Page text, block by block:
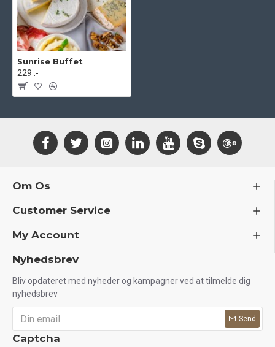
Sunrise Buffet
229 .-
Om Os
Customer Service
My Account
Nyhedsbrev
Bliv opdateret med nyheder og kampagner ved at tilmelde dig
nyhedsbrev
Send
Captcha